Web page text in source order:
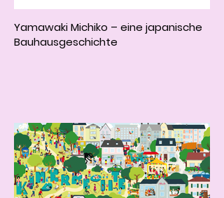
Yamawaki Michiko – eine japanische
Bauhausgeschichte